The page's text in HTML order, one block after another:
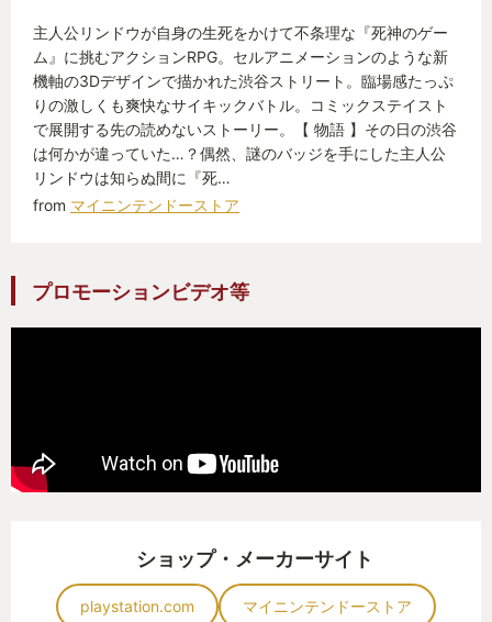
主人公リンドウが自身の生死をかけて不条理な『死神のゲー
ム』に挑むアクションRPG。セルアニメーションのような新
機軸の3Dデザインで描かれた渋谷ストリート。臨場感たっぷ
りの激しくも爽快なサイキックバトル。コミックステイスト
で展開する先の読めないストーリー。【 物語 】その日の渋谷
は何かが違っていた…？偶然、謎のバッジを手にした主人公
リンドウは知らぬ間に『死…
from マイニンテンドーストア
プロモーションビデオ等
ショップ・メーカーサイト
playstation.com マイニンテンドーストア